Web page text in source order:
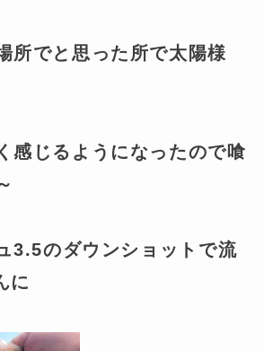
所でと思った所で太陽様
感じるようになったので喰
3.5のダウンショットで流
に